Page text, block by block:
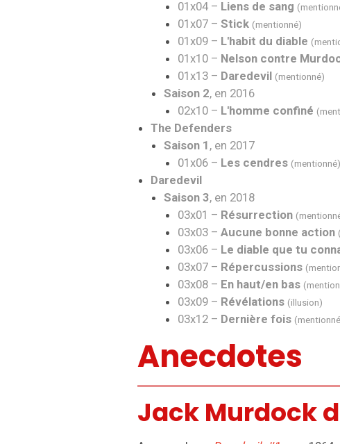
01x04 – Liens de sang
01x07 – Stick (mentionné)
01x09 – L'habit du diable
01x10 – Nelson contre
01x13 – Daredevil (mentionné)
Saison 2, en 2016
02x10 – L'homme confiné
The Defenders
Saison 1 , en 2017
01x06 – Les cendres (mentionné)
Daredevil
Saison 3, en 2018
03x01 – Résurrection
03x03 – Aucune bonne action
03x06 – Le diable que tu
03x07 – Répercussions
03x08 – En haut/en bas
03x09 – Révélations (illusion)
03x12 – Dernière fois
Anecdotes
Jack Murdock